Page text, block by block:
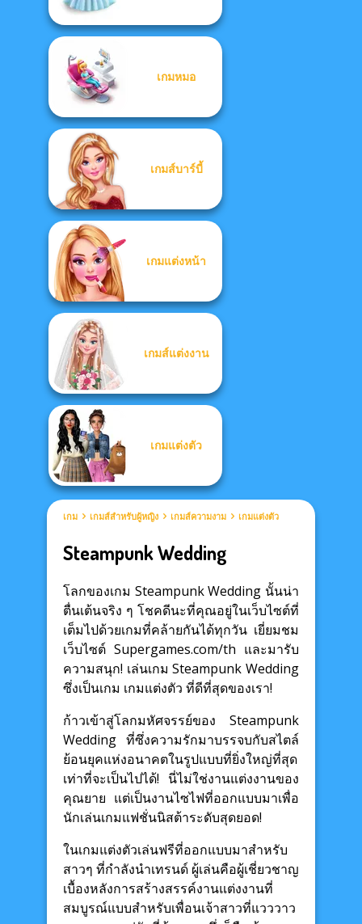
เกมหมอ
เกมส์บาร์บี้
เกมแต่งหน้า
เกมส์แต่งงาน
เกมแต่งตัว
เกม เกมส์สำหรับผู้หญิง เกมส์ความงาม เกมแต่งตัว
Steampunk Wedding
โลกของเกม Steampunk Wedding นั้นน่า
ตื่นเต้นจริง ๆ โชคดีนะที่คุณอยู่ในเว็บไซต์ที่
เต็มไปด้วยเกมที่คล้ายกันได้ทุกวัน เยี่ยมชม
เว็บไซต์ Supergames.com/th และมารับ
ความสนุก! เล่นเกม Steampunk Wedding
ซึ่งเป็นเกม เกมแต่งตัว ที่ดีที่สุดของเรา!
ก้าวเข้าสู่โลกมหัศจรรย์ของ Steampunk
Wedding ที่ซึ่งความรักมาบรรจบกับสไตล์
ย้อนยุคแห่งอนาคตในรูปแบบที่ยิ่งใหญ่ที่สุด
เท่าที่จะเป็นไปได้! นี่ไม่ใช่งานแต่งงานของ
คุณยาย แต่เป็นงานไซไฟที่ออกแบบมาเพื่อ
นักเล่นเกมแฟชั่นนิสต้าระดับสุดยอด!
ในเกมแต่งตัวเล่นฟรีที่ออกแบบมาสำหรับ
สาวๆ ที่กำลังนำเทรนด์ ผู้เล่นคือผู้เชี่ยวชาญ
เบื้องหลังการสร้างสรรค์งานแต่งงานที่
สมบูรณ์แบบสำหรับเพื่อนเจ้าสาวที่แวววาว